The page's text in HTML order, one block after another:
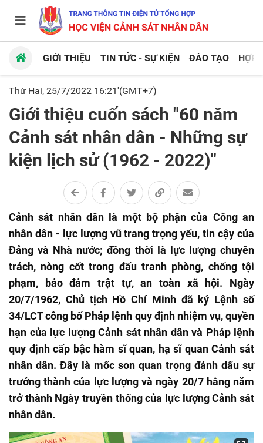
GIỚI THIỆU TIN TỨC - SỰ KIỆN ĐÀO TẠO HỢP
Thứ Hai, 25/7/2022 16:21'(GMT+7)
Giới thiệu cuốn sách "60 năm
Cảnh sát nhân dân - Những sự
kiện lịch sử (1962 - 2022)"
Cảnh sát nhân dân là một bộ phận của Công an
nhân dân - lực lượng vũ trang trọng yếu, tin cậy của
Đảng và Nhà nước; đồng thời là lực lượng chuyên
trách, nòng cốt trong đấu tranh phòng, chống tội
phạm, bảo đảm trật tự, an toàn xã hội. Ngày
20/7/1962, Chủ tịch Hồ Chí Minh đã ký Lệnh số
34/LCT công bố Pháp lệnh quy định nhiệm vụ, quyền
hạn của lực lượng Cảnh sát nhân dân và Pháp lệnh
quy định cấp bậc hàm sĩ quan, hạ sĩ quan Cảnh sát
nhân dân. Đây là mốc son quan trọng đánh dấu sự
trưởng thành của lực lượng và ngày 20/7 hằng năm
trở thành Ngày truyền thống của lực lượng Cảnh sát
nhân dân.